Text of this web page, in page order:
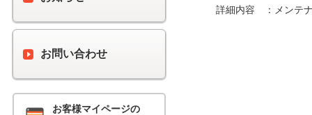
詳細内容　：メンテナ
お問い合わせ
お客様マイページの